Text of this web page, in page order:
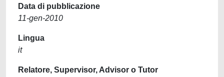
Data di pubblicazione
11-gen-2010
Lingua
it
Relatore, Supervisor, Advisor o Tutor